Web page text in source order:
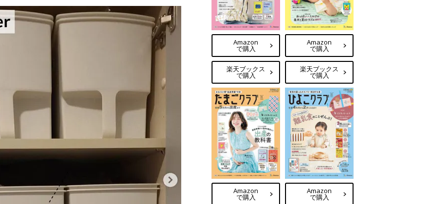
Amazon
で購入
楽天ブックス
で購入
Amazon
で購入
楽天ブックス
で購入
Amazon
で購入
Amazon
で購入